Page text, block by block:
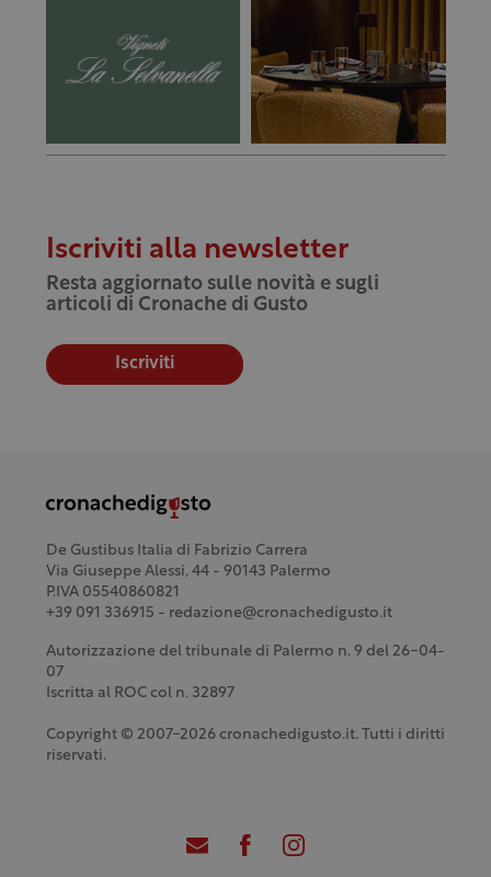
Iscriviti alla newsletter
Resta aggiornato sulle novità e sugli
articoli di Cronache di Gusto
Iscriviti
De Gustibus Italia di Fabrizio Carrera
Via Giuseppe Alessi, 44 - 90143 Palermo
P.IVA 05540860821
+39 091 336915 - redazione@cronachedigusto.it
Autorizzazione del tribunale di Palermo n. 9 del 26-04-
07
Iscritta al ROC col n. 32897
Copyright © 2007-2026 cronachedigusto.it. Tutti i diritti
riservati.